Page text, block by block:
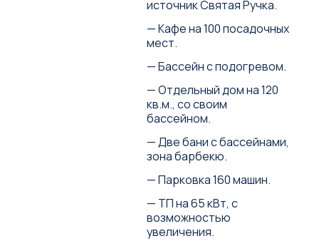
источник Святая Ручка.
— Кафе на 100 посадочных
мест.
— Бассейн с подогревом.
— Отдельный дом на 120
кв.м., со своим
бассейном.
— Две бани с бассейнами,
зона барбекю.
— Парковка 160 машин.
— ТП на 65 кВт, с
возможностью
увеличения.